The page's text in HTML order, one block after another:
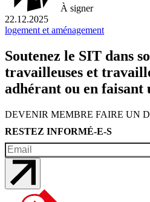
À signer
22.12.2025
logement et aménagement
Soutenez le SIT dans
travailleuses et
adhérant ou en faisant
DEVENIR MEMBRE FAIRE UN
RESTEZ INFORMÉ-E-S